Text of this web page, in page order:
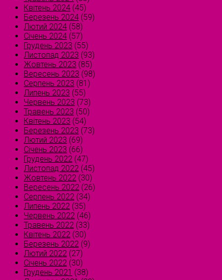
Квітень 2024 (45)
Березень 2024 (59)
Лютий 2024 (58)
Січень 2024 (57)
Грудень 2023 (55)
Листопад 2023 (93)
Жовтень 2023 (85)
Вересень 2023 (98)
Серпень 2023 (81)
Липень 2023 (55)
Червень 2023 (73)
Травень 2023 (50)
Квітень 2023 (54)
Березень 2023 (73)
Лютий 2023 (69)
Січень 2023 (66)
Грудень 2022 (47)
Листопад 2022 (45)
Жовтень 2022 (30)
Вересень 2022 (26)
Серпень 2022 (34)
Липень 2022 (35)
Червень 2022 (46)
Травень 2022 (33)
Квітень 2022 (30)
Березень 2022 (9)
Лютий 2022 (27)
Січень 2022 (30)
Грудень 2021 (38)